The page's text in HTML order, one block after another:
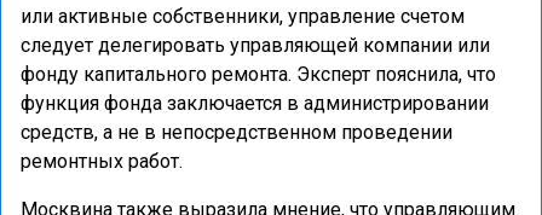
или активные собственники, управление счетом
следует делегировать управляющей компании или
фонду капитального ремонта. Эксперт пояснила, что
функция фонда заключается в администрировании
средств, а не в непосредственном проведении
ремонтных работ.
Москвина также выразила мнение, что управляющим